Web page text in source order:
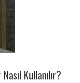
Kullanılır?